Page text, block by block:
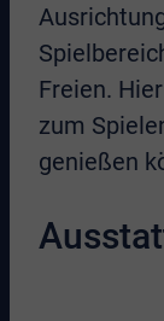
Freien.
zum
genießen